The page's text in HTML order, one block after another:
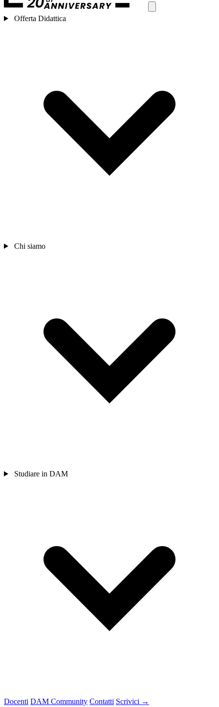
Offerta Didattica
Chi siamo
Studiare in DAM
Docenti DAM Community Contatti Scrivici →